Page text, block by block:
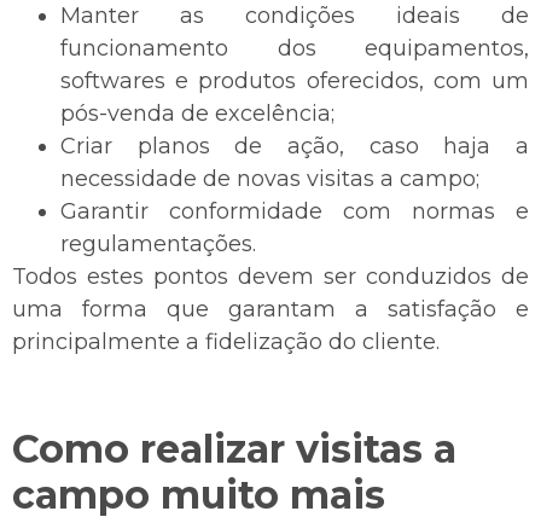
Manter as condições ideais de
funcionamento dos equipamentos,
softwares e produtos oferecidos, com um
pós-venda de excelência;
Criar planos de ação, caso haja a
necessidade de novas visitas a campo;
Garantir conformidade com normas e
regulamentações.
Todos estes pontos devem ser conduzidos de
uma forma que garantam a satisfação e
principalmente a fidelização do cliente.
Como realizar visitas a
campo muito mais